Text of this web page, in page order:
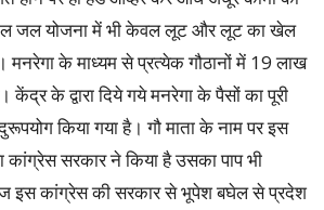
जल योजना में भी केवल लूट और लूट का खेल
मनरेगा के माध्यम से प्रत्येक गौठानों में 19 लाख
के द्वारा दिये गये मनरेगा के पैसों का पूरी
किया गया है। गौ माता के नाम पर इस
कांग्रेस सरकार ने किया है उसका पाप भी
इस कांग्रेस की सरकार से भूपेश बघेल से प्रदेश